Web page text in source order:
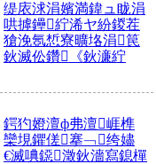
缇庡浗涓嬪満鍏ュ眬涓
哄摢鑸紵浠ヤ紛鍐茬
獊浼氬惁寮曠垎涓笢
鈥滅伀鑽《鈥濓紵
鍔犳嬁澶ф弗澶崕榫
欒垷鑺傞搴﹁绔嬧
€滅唺鐚澂鈥濇寫鎴樿